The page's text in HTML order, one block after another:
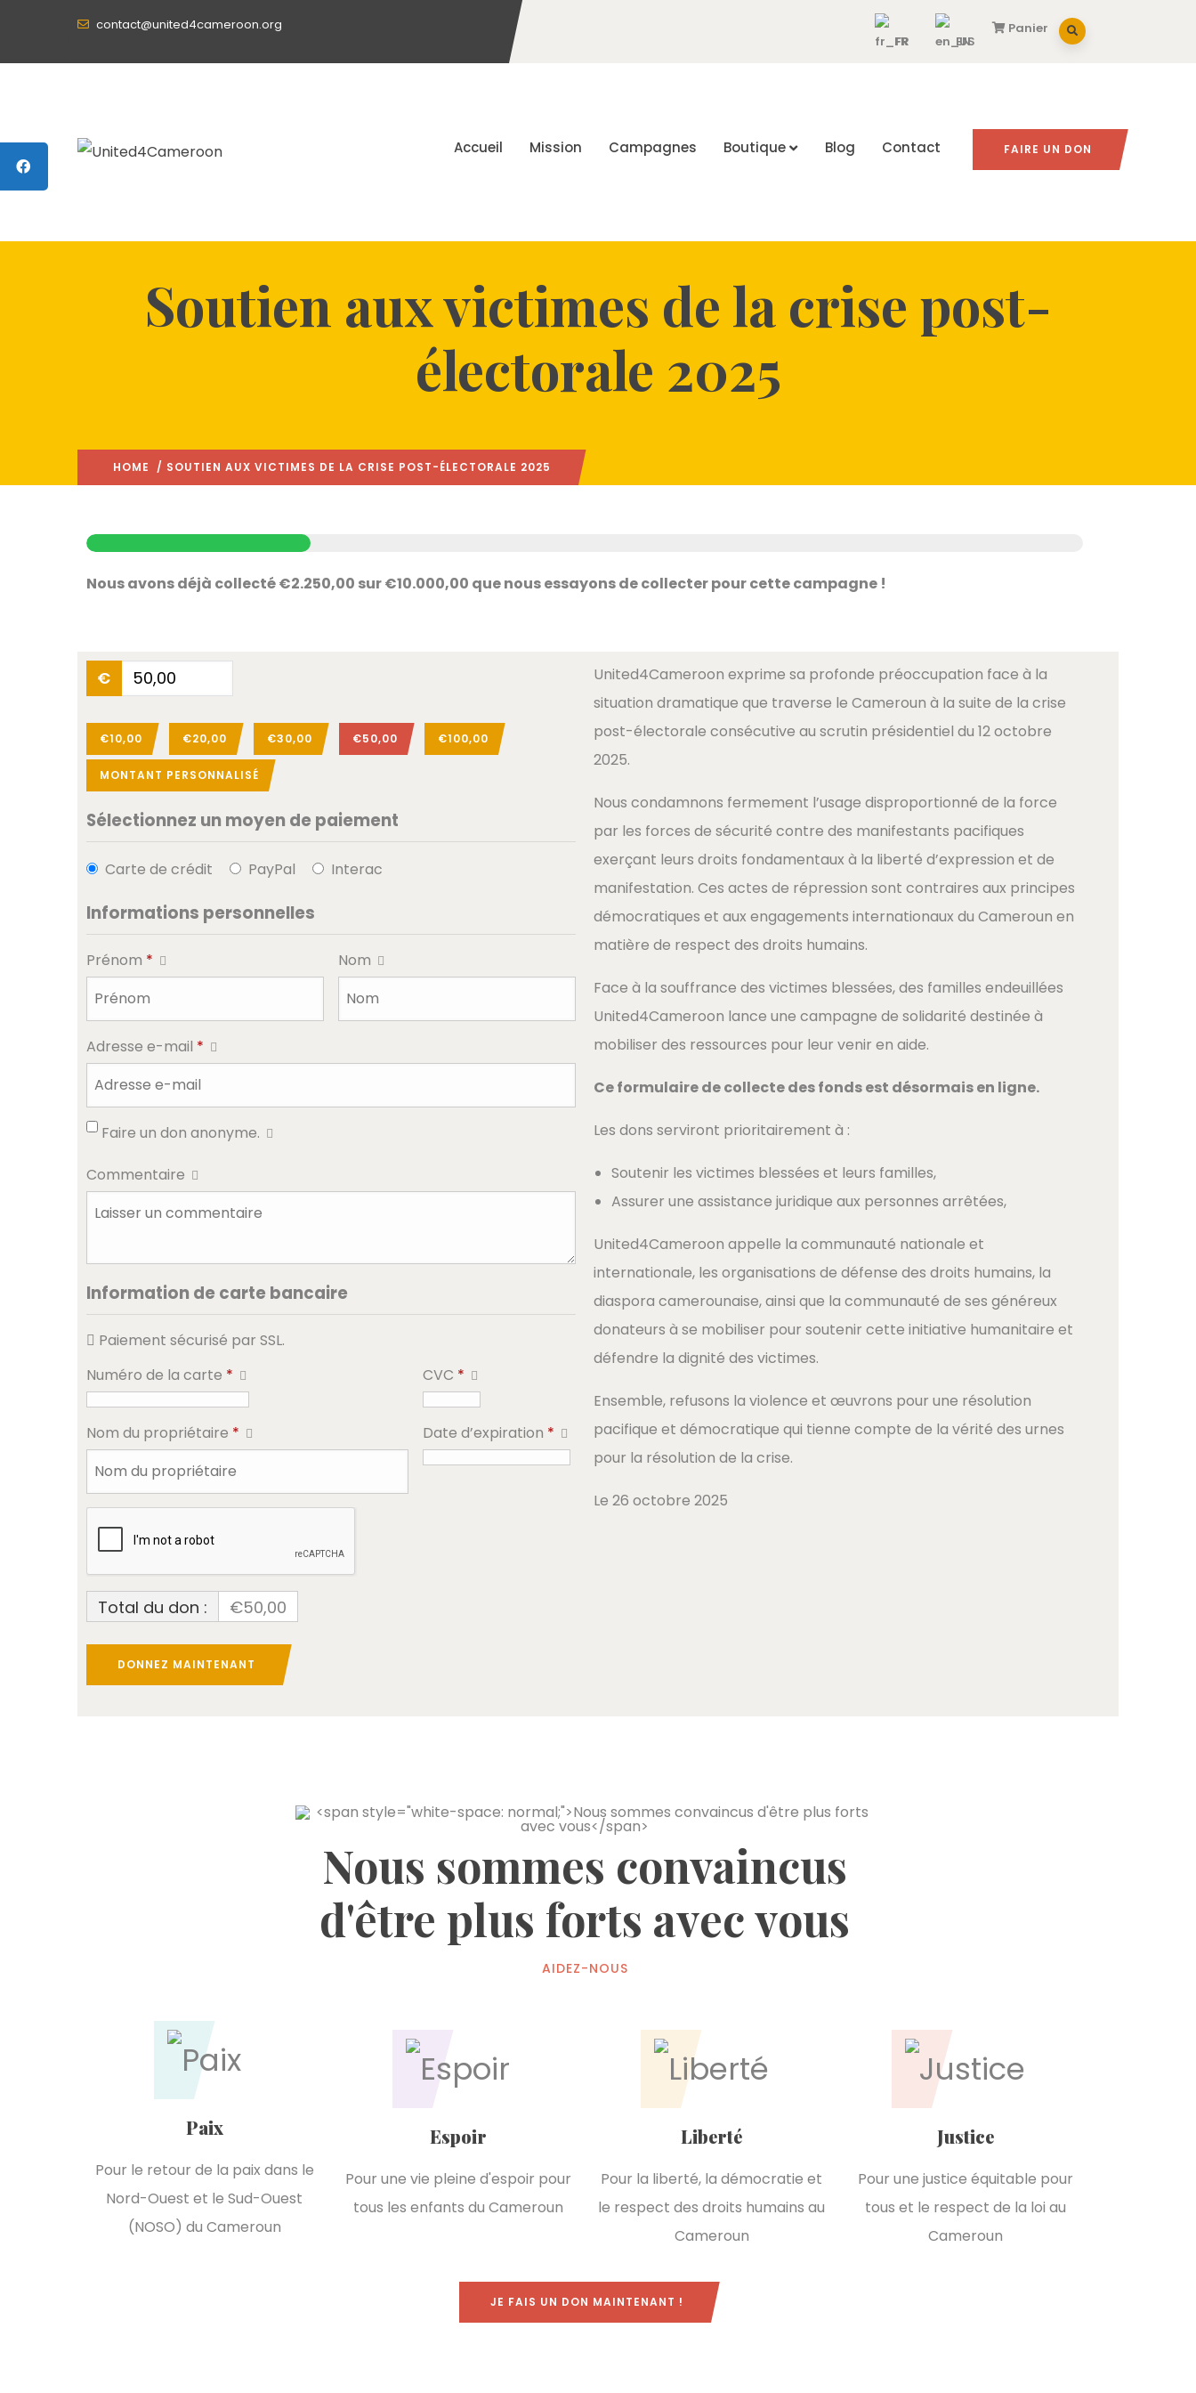
contact@united4cameroon.org
FR
EN
Panier
Accueil Mission Campagnes Boutique Blog Contact FAIRE UN DON
Soutien aux victimes de la crise post-
électorale 2025
HOME / SOUTIEN AUX VICTIMES DE LA CRISE POST-ÉLECTORALE 2025
Nous avons déjà collecté €2.250,00 sur €10.000,00 que nous essayons de collecter pour cette campagne !
€
€10,00 €20,00 €30,00 €50,00 €100,00
MONTANT PERSONNALISÉ
Sélectionnez un moyen de paiement
Carte de crédit PayPal Interac
Informations personnelles
Prénom * Nom
Adresse e-mail *
Faire un don anonyme.
Commentaire
Information de carte bancaire
Paiement sécurisé par SSL.
Numéro de la carte * CVC *
Nom du propriétaire * Date d’expiration *
Total du don : €50,00
DONNEZ MAINTENANT
United4Cameroon exprime sa profonde préoccupation face à la
situation dramatique que traverse le Cameroun à la suite de la crise
post-électorale consécutive au scrutin présidentiel du 12 octobre
2025.
Nous condamnons fermement l’usage disproportionné de la force
par les forces de sécurité contre des manifestants pacifiques
exerçant leurs droits fondamentaux à la liberté d’expression et de
manifestation. Ces actes de répression sont contraires aux principes
démocratiques et aux engagements internationaux du Cameroun en
matière de respect des droits humains.
Face à la souffrance des victimes blessées, des familles endeuillées
United4Cameroon lance une campagne de solidarité destinée à
mobiliser des ressources pour leur venir en aide.
Ce formulaire de collecte des fonds est désormais en ligne.
Les dons serviront prioritairement à :
Soutenir les victimes blessées et leurs familles,
Assurer une assistance juridique aux personnes arrêtées,
United4Cameroon appelle la communauté nationale et
internationale, les organisations de défense des droits humains, la
diaspora camerounaise, ainsi que la communauté de ses généreux
donateurs à se mobiliser pour soutenir cette initiative humanitaire et
défendre la dignité des victimes.
Ensemble, refusons la violence et œuvrons pour une résolution
pacifique et démocratique qui tienne compte de la vérité des urnes
pour la résolution de la crise.
Le 26 octobre 2025
Nous sommes convaincus
d'être plus forts avec vous
AIDEZ-NOUS
Paix
Pour le retour de la paix dans le
Nord-Ouest et le Sud-Ouest
(NOSO) du Cameroun
Espoir
Pour une vie pleine d'espoir pour
tous les enfants du Cameroun
Liberté
Pour la liberté, la démocratie et
le respect des droits humains au
Cameroun
Justice
Pour une justice équitable pour
tous et le respect de la loi au
Cameroun
JE FAIS UN DON MAINTENANT !